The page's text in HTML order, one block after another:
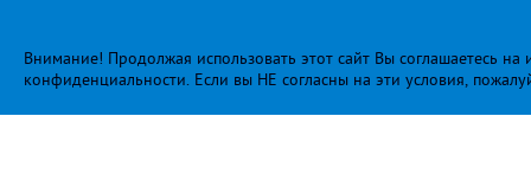
Внимание! Продолжая использовать этот сайт Вы соглашаетесь
конфиденциальности. Если вы НЕ согласны на эти условия,